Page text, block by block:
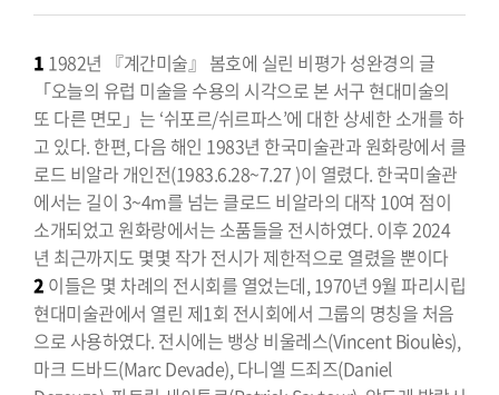
1 1982년 『계간미술』 봄호에 실린 비평가 성완경의 글
「오늘의 유럽 미술을 수용의 시각으로 본 서구 현대미술의
또 다른 면모」는 ‘쉬포르/쉬르파스’에 대한 상세한 소개를 하
고 있다. 한편, 다음 해인 1983년 한국미술관과 원화랑에서 클
로드 비알라 개인전(1983.6.28~7.27 )이 열렸다. 한국미술관
에서는 길이 3~4m를 넘는 클로드 비알라의 대작 10여 점이
소개되었고 원화랑에서는 소품들을 전시하였다. 이후 2024
년 최근까지도 몇몇 작가 전시가 제한적으로 열렸을 뿐이다
2 이들은 몇 차례의 전시회를 열었는데, 1970년 9월 파리시립
현대미술관에서 열린 제1회 전시회에서 그룹의 명칭을 처음
으로 사용하였다. 전시에는 뱅상 비울레스(Vincent Bioulès),
마크 드바드(Marc Devade), 다니엘 드죄즈(Daniel